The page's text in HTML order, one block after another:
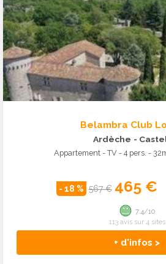
Belambra Club
Ardèche -
Appartement - TV - 4 pers. -
- 18 % 567 € 465 €
+ d'infos >
7.4/10
113 avis sur 4 sites